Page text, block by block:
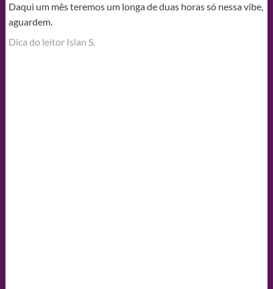
Daqui um mês teremos um longa de duas horas só nessa vibe,
aguardem.
Dica do leitor Islan S.